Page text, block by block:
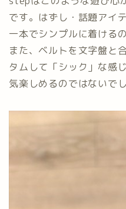
です。はずし・話題アイ
一本でシンプルに着ける
また、ベルトを文字盤と
タムして「シック」な感
気楽しめるのではないでし